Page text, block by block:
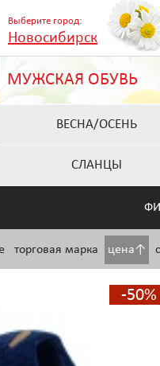
Выберите город:
Новосибирск
МУЖСКАЯ ОБУВЬ
ВЕСНА/ОСЕНЬ
СЛАНЦЫ
торговая марка цена↑
-50%